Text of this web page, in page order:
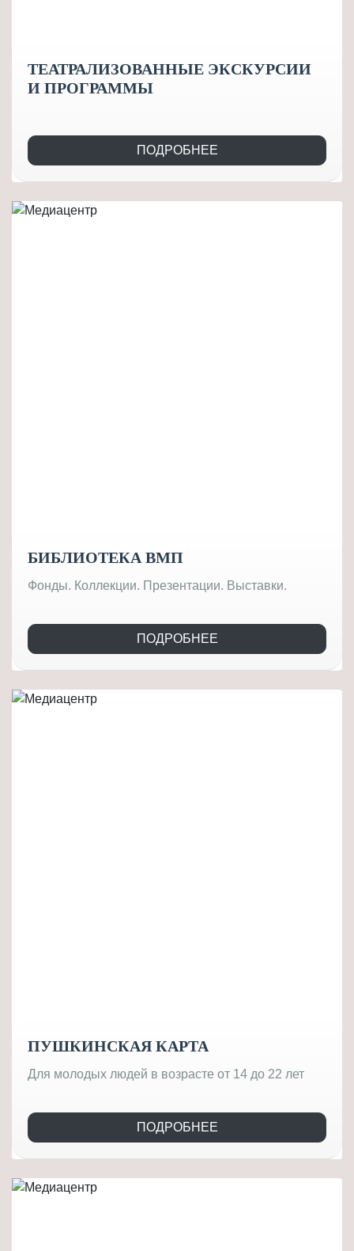
ТЕАТРАЛИЗОВАННЫЕ ЭКСКУРСИИ
И ПРОГРАММЫ
ПОДРОБНЕЕ
БИБЛИОТЕКА ВМП
Фонды. Коллекции. Презентации. Выставки.
ПОДРОБНЕЕ
ПУШКИНСКАЯ КАРТА
Для молодых людей в возрасте от 14 до 22 лет
ПОДРОБНЕЕ